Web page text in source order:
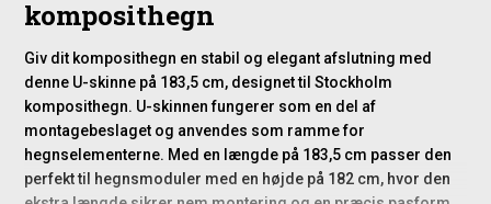
komposithegn
Giv dit komposithegn en stabil og elegant afslutning med
denne U-skinne på 183,5 cm, designet til Stockholm
komposithegn. U-skinnen fungerer som en del af
montagebeslaget og anvendes som ramme for
hegnselementerne. Med en længde på 183,5 cm passer den
perfekt til hegnsmoduler med en højde på 182 cm, hvor den